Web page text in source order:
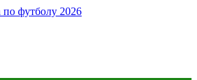
футболу 2026